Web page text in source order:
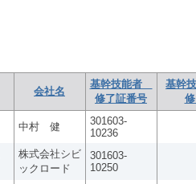
会社名
基幹技能者
修了証番号
基幹
中村 健
301603-
10236
株式会社シビ
ックロード
301603-
10250